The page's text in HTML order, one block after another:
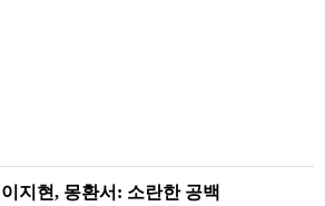
이지현, 몽환서: 소란한 공백